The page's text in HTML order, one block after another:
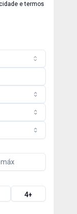
e termos
4+